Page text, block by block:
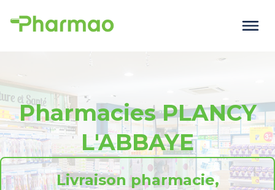
Pharmacies PLANCY
L'ABBAYE
Livraison pharmacie,